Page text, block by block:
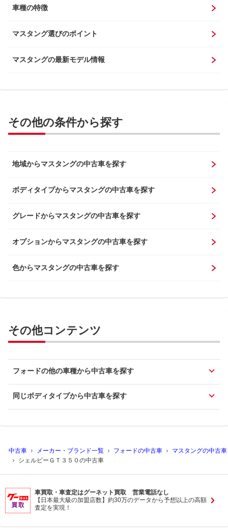
車種の特徴
マスタング選びのポイント
マスタングの最新モデル情報
その他の条件から探す
地域からマスタングの中古車を探す
ボディタイプからマスタングの中古車を探す
グレードからマスタングの中古車を探す
オプションからマスタングの中古車を探す
色からマスタングの中古車を探す
その他コンテンツ
フォードの他の車種から中古車を探す
同じボディタイプから中古車を探す
中古車 メーカー・ブランド一覧 フォードの中古車
マスタングの中古車
シェルビーＧＴ３５０の中古車
車買取・車査定はグーネット買取 営業電話なし
【日本最大級の加盟店数】約30万のデータから予想以上の高額
査定を実現！